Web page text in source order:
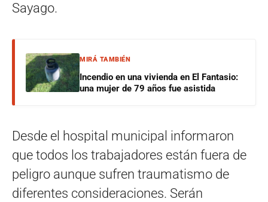
Sayago.
MIRÁ TAMBIÉN
Incendio en una vivienda en El Fantasio:
una mujer de 79 años fue asistida
Desde el hospital municipal informaron
que todos los trabajadores están fuera de
peligro aunque sufren traumatismo de
diferentes consideraciones. Serán